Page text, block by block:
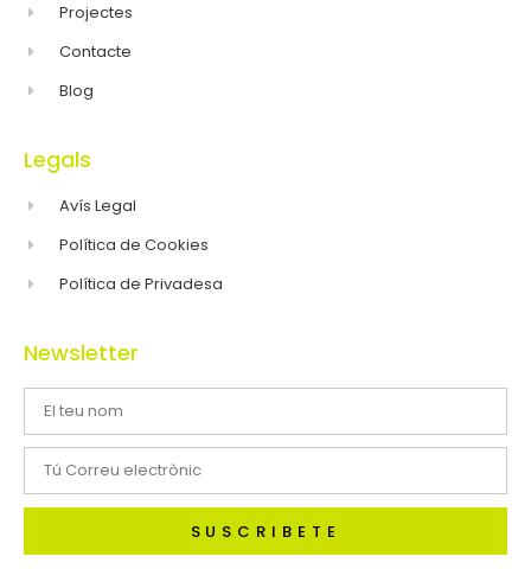
Projectes
Contacte
Blog
Legals
Avís Legal
Política de Cookies
Política de Privadesa
Newsletter
SUSCRIBETE